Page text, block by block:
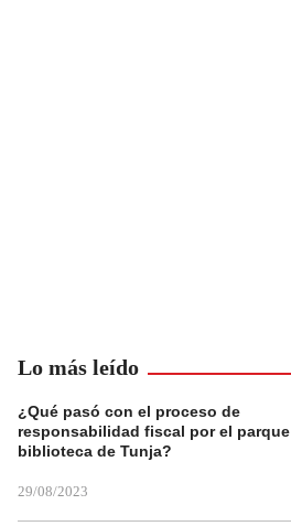
Lo más leído
¿Qué pasó con el proceso de
responsabilidad fiscal por el parque
biblioteca de Tunja?
29/08/2023